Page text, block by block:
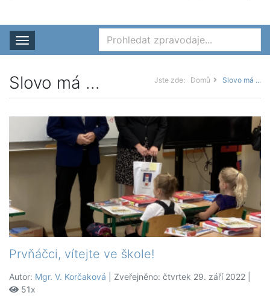
Rozbalit nabídku
Slovo má ... Jste zde: Domů Slovo má ...
Prvňáčci, vítejte ve škole!
Autor: Mgr. V. Korčaková | Zveřejněno: čtvrtek 29. září 2022 |
51x